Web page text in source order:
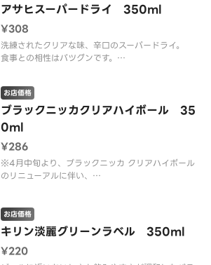
アサヒスーパードライ 350ml
¥308
洗練されたクリアな味、辛口のスーパードライ。
食事との相性はバツグンです。
※ラベル刷新により、パッケージデザインが異なる
可能性がございます。
※20歳未満の方の飲酒は法律で禁止されています。
※20歳未満の方に対しては酒類を販売しま
ブラックニッカクリアハイボール 35
0ml
お店価格
¥286
※4月中旬より、ブラックニッカ クリアハイボール
のリニューアルに伴い、
あらかじめご了承くださいますようお願い申し上げ
ます。
クセのないクリアな味わいが特徴のハイ
キリン淡麗グリーンラベル 350ml
お店価格
¥220